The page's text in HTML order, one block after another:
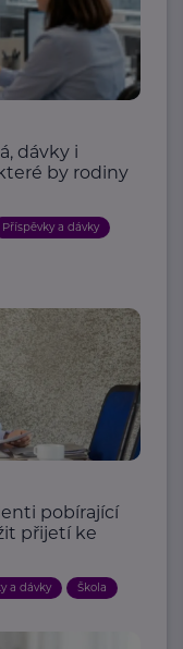
dávky i
by rodiny
Příspěvky a dávky
pobírající
přijetí ke
a dávky Škola